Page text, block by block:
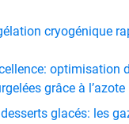
cryogénique
optimisation
grâce à
glacés: les